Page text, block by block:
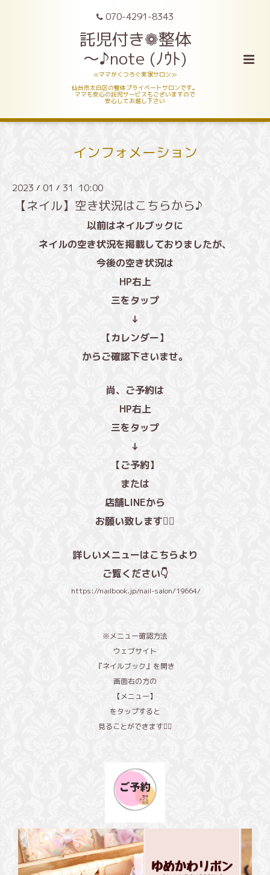
070-4291-8343
託児付き❁整体
～♪note (ﾉｳﾄ)
≪ママがくつろぐ実家サロン≫
仙台市太白区の整体プライベートサロンです。
ママも安心の託児サービスもございますので
安心してお越し下さい
インフォメーション
2023 / 01 / 31 10:00
【ネイル】空き状況はこちらから♪
以前はネイルブックに
ネイルの空き状況を掲載しておりましたが、
今後の空き状況は
HP右上
三をタップ
↓
【カレンダー】
からご確認下さいませ。
尚、ご予約は
HP右上
三をタップ
↓
【ご予約】
または
店舗LINEから
お願い致します🙇‍♀️
詳しいメニューはこちらより
ご覧ください👇
https://nailbook.jp/nail-salon/19664/
※メニュー確認方法
ウェブサイト
『ネイルブック』を開き
画面右の方の
【メニュー】
をタップすると
見ることができます🙇‍♀️